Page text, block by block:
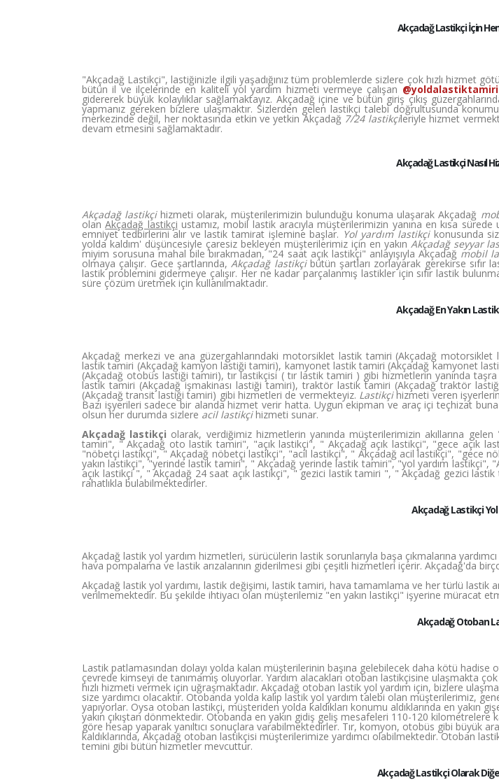
Akçadağ Lastikçi İçin
"Akçadağ Lastikçi", lastiğinizle ilgili yaşadığınız tüm problemlerde sizlere çok hızlı hizmet
bütün il ve ilçelerinde en kaliteli yol yardım hizmeti vermeye çalışan @yoldalastiktamiri
gidererek büyük kolaylıklar sağlamaktayız. Akçadağ içine ve bütün giriş çıkış
yapmanız gereken bizlere ulaşmaktır. Sizlerden gelen lastikçi talebi doğrultusunda
merkezinde değil, her noktasında etkin ve yetkin Akçadağ 7/24 lastikçileriyle hizmet
devam etmesini sağlamaktadır.
Akçadağ Lastikçi Nasıl
Akçadağ lastikçihizmeti olarak, müşterilerimizin bulunduğu konuma ulaşarak Akçadağ
olanAkçadağ lastikçi ustamız, mobil lastik aracıyla müşterilerimizin yanına en kısa
emniyet tedbirlerini alır ve lastik tamirat işlemine başlar. Yol yardım lastikçikonusunda
yolda kaldım' düşüncesiyle çaresiz bekleyen müşterilerimiz için en yakın Akçadağ seyyar
miyim sorusuna mahal bile bırakmadan, "24 saat açık lastikçi" anlayışıyla Akçadağ mobil
olmaya çalışır. Gece şartlarında, Akçadağ lastikçibütün şartları zorlayarak gerekirse sıfır
lastik problemini gidermeye çalışır. Her ne kadar parçalanmış lastikler için sıfır lastik
süre çözüm üretmek için kullanılmaktadır.
Akçadağ En Yakın
Akçadağ merkezi ve ana güzergahlarındaki motorsiklet lastik tamiri (Akçadağ
lastik tamiri (Akçadağ kamyon lastiği tamiri), kamyonet lastik tamiri (Akçadağ kamyonet
(Akçadağ otobüs lastiği tamiri), tır lastikçisi ( tır lastik tamiri ) gibi hizmetlerin yanında
lastik tamiri (Akçadağ işmakinası lastiği tamiri), traktör lastik tamiri (Akçadağ traktör
(Akçadağ transit lastiği tamiri) gibi hizmetleri de vermekteyiz. Lastikçihizmeti veren
Bazı işyerileri sadece bir alanda hizmet verir hatta. Uygun ekipman ve araç içi teçhizat
olsun her durumda sizlere acil lastikçihizmeti sunar.
Akçadağ lastikçi olarak, verdiğimiz hizmetlerin yanında müşterilerimizin akıllarına
tamiri", " Akçadağ oto lastik tamiri", "açık lastikçi", " Akçadağ açık lastikçi", "gece açık
"nöbetçi lastikçi", " Akçadağ nöbetçi lastikçi", "acil lastikçi", " Akçadağ acil lastikçi", "gece
yakın lastikçi", "yerinde lastik tamiri", " Akçadağ yerinde lastik tamiri", "yol yardım
açık lastikçi ", " Akçadağ 24 saat açık lastikçi", " gezici lastik tamiri ", " Akçadağ gezici
rahatlıkla bulabilmektedirler.
Akçadağ Lastikçi Yol
Akçadağ lastik yol yardım hizmetleri, sürücülerin lastik sorunlarıyla başa çıkmalarına
hava pompalama ve lastik arızalarının giderilmesi gibi çeşitli hizmetleri içerir. Akçadağ'da
Akçadağ lastik yol yardımı, lastik değişimi, lastik tamiri, hava tamamlama ve her türlü lastik
verilmemektedir. Bu şekilde ihtiyacı olan müşterilemiz "en yakın lastikçi" işyerine müracat
Akçadağ Otoban
Lastik patlamasından dolayı yolda kalan müşterilerinin başına gelebilecek daha kötü
çevrede kimseyi de tanımamış oluyorlar. Yardım alacakları otoban lastikçisine ulaşmakta
hızlı hizmeti vermek için uğraşmaktadır. Akçadağ otoban lastik yol yardım için, bizlere
size yardımcı olacaktır. Otobanda yolda kalıp lastik yol yardım talebi olan müşterilerimiz,
yapıyorlar. Oysa otoban lastikçi, müşteriden yolda kaldıkları konumu aldıklarında en
yakın çıkıştan dönmektedir. Otobanda en yakın gidiş geliş mesafeleri 110-120
göre hesap yaparak yanıltıcı sonuçlara varabilmektedirler. Tır, komyon, otobüs gibi büyük
kaldıklarında, Akçadağ otoban lastikçisi müşterilerimize yardımcı olabilmektedir. Otoban
temini gibi bütün hizmetler mevcuttur.
Akçadağ Lastikçi Olarak